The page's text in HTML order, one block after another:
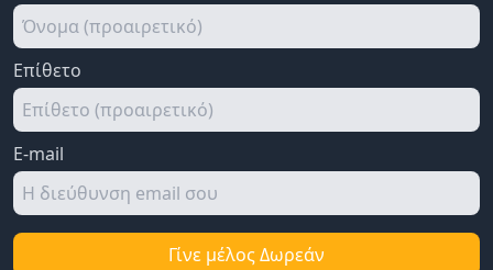
Επίθετο
E-mail
Γίνε μέλος Δωρεάν